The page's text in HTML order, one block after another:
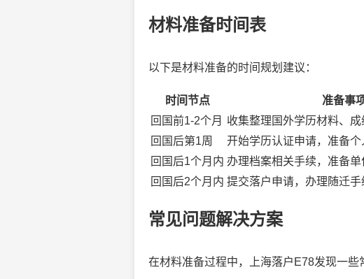
材料准备时间表
以下是材料准备的时间规划建议：
时间节点 准备事
回国前1-2个月
收集整理国外学历材料、
回国后第1周
开始学历认证申请，准备
回国后1个月内 办理档案相关手续，准备单
回国后2个月内 提交落户申请，办理随迁手
常见问题解决方案
在材料准备过程中，上海落户E78发现一些